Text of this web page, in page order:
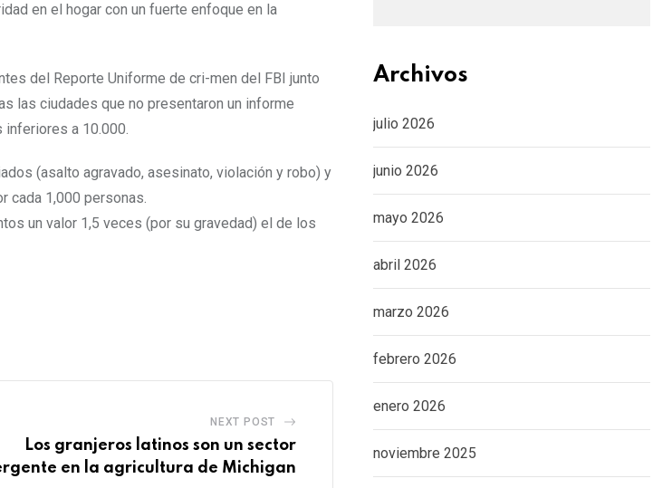
en el hogar con un fuerte enfoque en la
del Reporte Uniforme de cri-men del FBI junto
las ciudades que no presentaron un informe
a 10.000.
(asalto agravado, asesinato, violación y robo) y
cada 1,000 personas.
un valor 1,5 veces (por su gravedad) el de los
NEXT POST
Los granjeros latinos son un sector
en la agricultura de Michigan
Archivos
julio 2026
junio 2026
mayo 2026
abril 2026
marzo 2026
febrero 2026
enero 2026
noviembre 2025